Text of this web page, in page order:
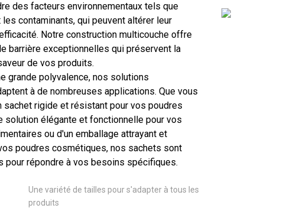
des facteurs environnementaux tels que
contaminants, qui peuvent altérer leur
Notre construction multicouche offre
barrière exceptionnelles qui préservent la
de vos produits.
grande polyvalence, nos solutions
à de nombreuses applications. Que vous
sachet rigide et résistant pour vos poudres
solution élégante et fonctionnelle pour vos
ou d'un emballage attrayant et
poudres cosmétiques, nos sachets sont
pour répondre à vos besoins spécifiques.
Une variété de tailles pour s'adapter à tous les
produits